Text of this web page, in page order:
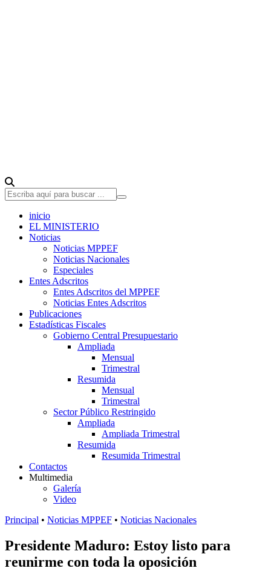
inicio
EL MINISTERIO
Noticias
Noticias MPPEF
Noticias Nacionales
Especiales
Entes Adscritos
Entes Adscritos del MPPEF
Noticias Entes Adscritos
Publicaciones
Estadísticas Fiscales
Gobierno Central Presupuestario
Ampliada
Mensual
Trimestral
Resumida
Mensual
Trimestral
Sector Público Restringido
Ampliada
Ampliada Trimestral
Resumida
Resumida Trimestral
Contactos
Multimedia
Galería
Video
Principal • Noticias MPPEF • Noticias Nacionales
Presidente Maduro: Estoy listo para
reunirme con toda la oposición